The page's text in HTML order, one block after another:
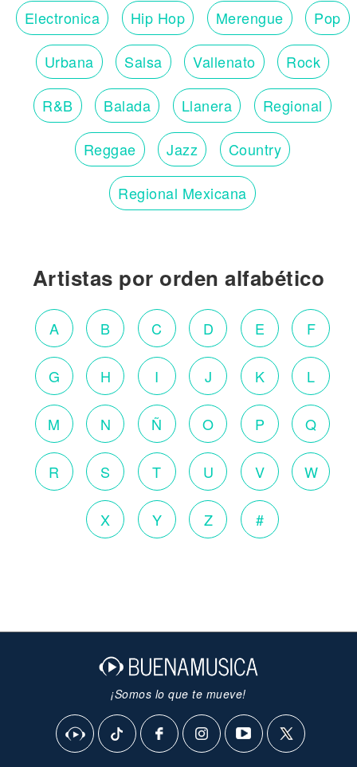
Electronica Hip Hop Merengue Pop
Urbana Salsa Vallenato Rock
R&B Balada Llanera Regional
Reggae Jazz Country
Regional Mexicana
Artistas por orden alfabético
A B C D E F
G H I J K L
M N Ñ O P Q
R S T U V W
X Y Z #
¡Somos lo que te mueve!